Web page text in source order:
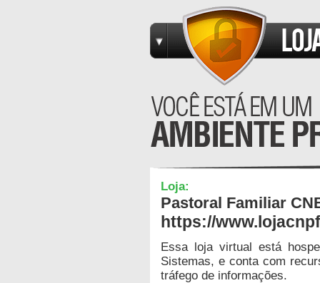
Loja:
Pastoral Familiar
https://
Essa loja virtual está
Sistemas, e conta com
tráfego de informações.